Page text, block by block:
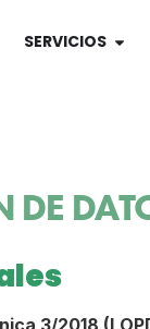
SERVICIOS
DE
3/2018